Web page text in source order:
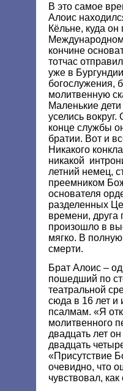
В это самое
Алоис
Кёльне, куда
кончине
тотчас
уже в
богослужения,
молитвенную
Маленькие
уселись
конце службы
братии. Вот и
Никакого
никакой
летний немец,
преемником
основателя
разделенных
времени,
произошло в
мягко. В
смерти.
Брат Алоис –
пошедший по
театральной
сюда в 16 лет и
псалмам. «Я
молитвенного
двадцать лет
двадцать
«Присутствие
очевидно, что
чувствовал,